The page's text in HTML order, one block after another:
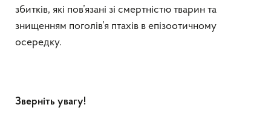
збитків, які пов’язані зі смертністю тварин та
знищенням поголів’я птахів в епізоотичному
осередку.
Зверніть увагу!